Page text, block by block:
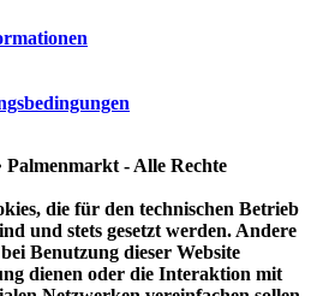
- Alle Rechte
die für den technischen Betrieb
und stets gesetzt werden. Andere
Benutzung dieser Website
dienen oder die Interaktion mit